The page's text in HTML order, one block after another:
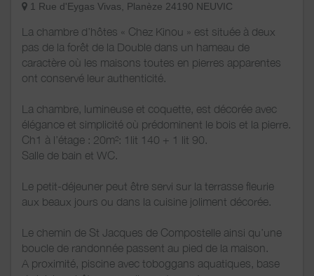
1 Rue d'Eygas Vivas, Planèze 24190 NEUVIC
La chambre d’hôtes « Chez Kinou » est située à deux
pas de la forêt de la Double dans un hameau de
caractère où les maisons toutes en pierres apparentes
ont conservé leur authenticité.
La chambre, lumineuse et coquette, est décorée avec
élégance et simplicité où prédominent le bois et la pierre.
Ch1 à l’étage : 20m²: 1lit 140 + 1 lit 90.
Salle de bain et WC.
Le petit-déjeuner peut être servi sur la terrasse fleurie
aux beaux jours ou dans la cuisine joliment décorée.
Le chemin de St Jacques de Compostelle ainsi qu’une
boucle de randonnée passent au pied de la maison.
A proximité, piscine avec toboggans aquatiques, base